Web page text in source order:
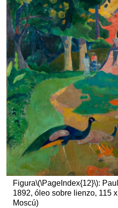
Figura\(\PageIndex{12}\):
1892, óleo sobre lienzo, 115
Moscú)